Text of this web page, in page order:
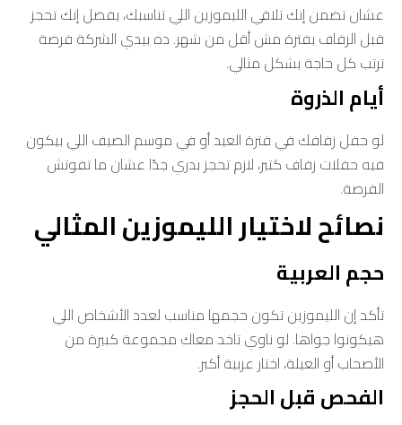
عشان تضمن إنك تلاقي الليموزين اللي تناسبك، يفضل إنك تحجز
قبل الزفاف بفترة مش أقل من شهر. ده بيدي الشركة فرصة
ترتب كل حاجة بشكل مثالي.
أيام الذروة
لو حفل زفافك في فترة العيد أو في موسم الصيف اللي بيكون
فيه حفلات زفاف كتير، لازم تحجز بدري جدًا عشان ما تفوتش
الفرصة.
نصائح لاختيار الليموزين المثالي
حجم العربية
تأكد إن الليموزين تكون حجمها مناسب لعدد الأشخاص اللي
هيكونوا جواها. لو ناوي تاخد معاك مجموعة كبيرة من
الأصحاب أو العيلة، اختار عربية أكبر.
الفحص قبل الحجز